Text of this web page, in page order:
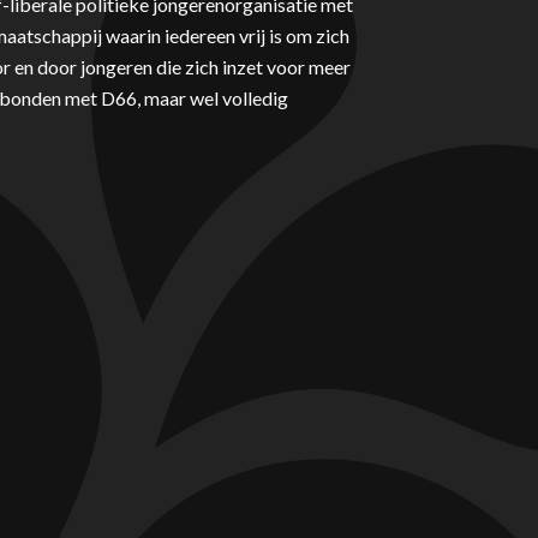
waarin iedereen vrij is om zich
en door jongeren die zich inzet voor meer
met D66, maar wel volledig